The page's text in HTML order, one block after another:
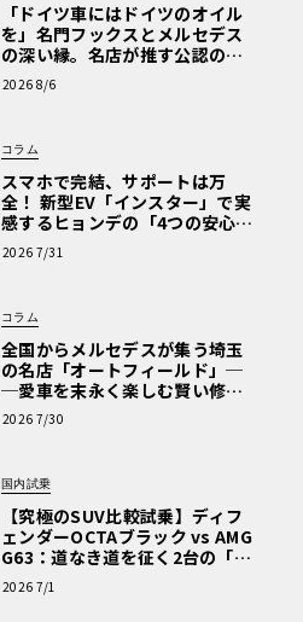
「ドイツ車にはドイツのオイル
を」名門フックスとメルセデス
の深い縁。名店が推す公認の安
心と、Cクラスで味わうシルキー
な走り〈PR〉
2026 8/6
コラム
スマホで完結、サポートは万
全！ 新型EV「インスター」で実
感するヒョンデの「4つの安心」
【第1回・ヒョンデ6つの疑問：
Why? Hyundai?】〈PR〉
2026 7/31
コラム
全国からメルセデスが集う埼玉
の名店「オートフィールド」─
─愛車を末永く楽しむ賢い修理
術と、プロがフックス製オイル
を選ぶ理由〈PR〉
2026 7/30
国内試乗
【究極のSUV比較試乗】ディフ
ェンダーOCTAブラック vs AMG
G63：道なき道を征く2台の「対
極的アプローチ」
2026 7/1